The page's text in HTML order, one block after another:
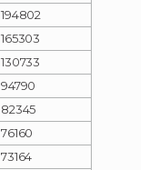
194802
165303
130733
94790
82345
76160
73164